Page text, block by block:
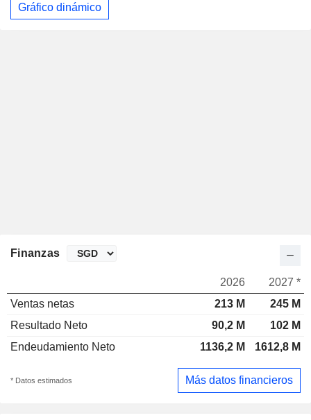
Gráfico dinámico
Finanzas
2026
2027 *
Ventas netas
213 M
245 M
Resultado Neto
90,2 M
102 M
Endeudamiento Neto
1136,2 M 1612,8 M
* Datos estimados Más datos financieros